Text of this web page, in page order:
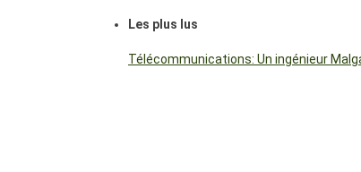
Les plus lus
Télécommunications: Un ingénieur